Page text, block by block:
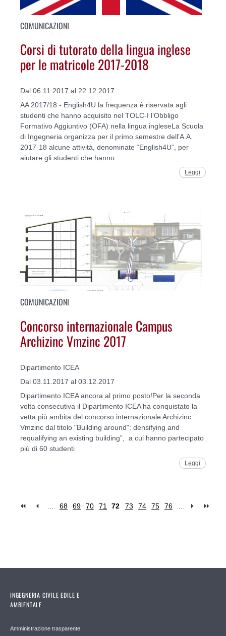
COMUNICAZIONI
Corsi di tutorato della lingua inglese
per le matricole 2017-2018
Dal 06.11.2017 al 22.12.2017
AA 2017/18 - English4U la frequenza è riservata agli
studenti che hanno acquisito nel TOLC-I l’Obbligo
Formativo Aggiuntivo (OFA) nella lingua ingleseLa Scuola
di Ingegneria organizza per il primo semestre dell’A.A.
2017-18 alcune attività, denominate “English4U”, per
aiutare gli studenti che hanno
Leggi
COMUNICAZIONI
Concorso internazionale Campus
Archizinc Vmzinc 2017
Dipartimento ICEA
Dal 03.11.2017 al 03.12.2017
Dipartimento ICEA ancora al primo posto!Per la seconda
volta consecutiva il Dipartimento ICEA ha conquistato la
vetta più ambita del concorso internazionale Archizinc
Vmzinc dal titolo "Building around": densifying and
requalifying an existing building”, a cui hanno partecipato
più di 60 studenti
Leggi
68 69 70 71 72 73 74 75 76
INGEGNERIA CIVILE EDILE E
AMBIENTALE
Amministrazione trasparente